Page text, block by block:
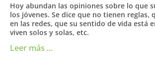
Hoy abundan las opiniones sobre lo que
los jóvenes. Se dice que no tienen reglas,
en las redes, que su sentido de vida está
viven solos y solas, etc.
Leer más ...